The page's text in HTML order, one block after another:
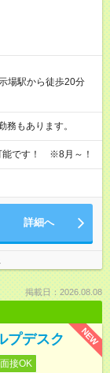
場駅から徒歩20分
もあります。
能です！ ※8月～！
詳細へ
掲載日：2026.08.08
NEW
プデスク
接OK